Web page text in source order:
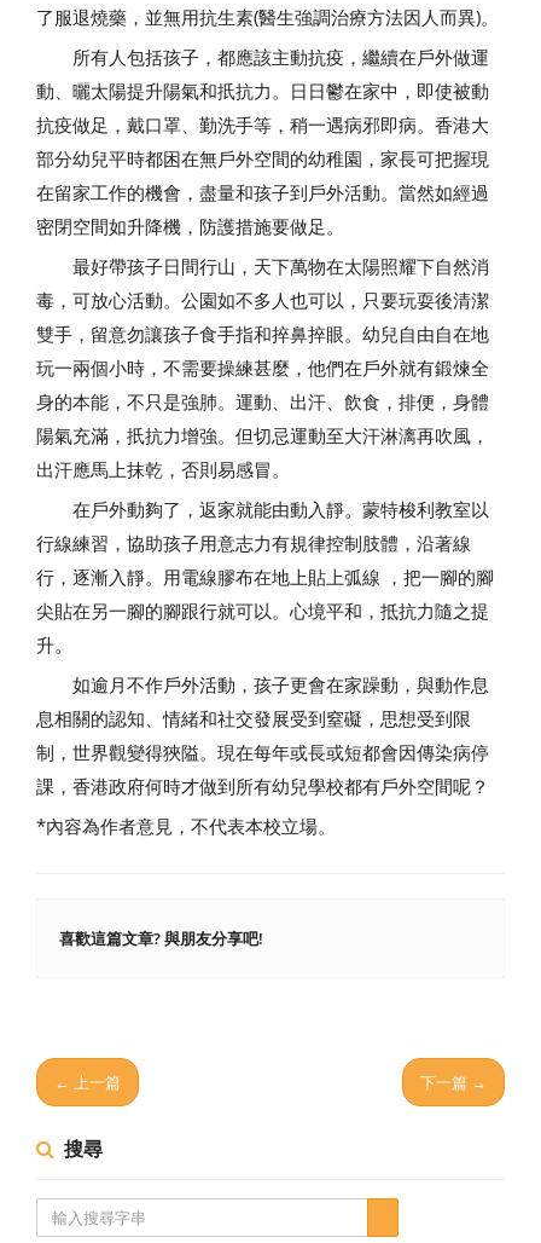
了服退燒藥，並無用抗生素(醫生強調治療方法因人而異)。
所有人包括孩子，都應該主動抗疫，繼續在戶外做運
動、曬太陽提升陽氣和扺抗力。日日鬱在家中，即使被動
抗疫做足，戴口罩、勤洗手等，稍一遇病邪即病。香港大
部分幼兒平時都困在無戶外空間的幼稚園，家長可把握現
在留家工作的機會，盡量和孩子到戶外活動。當然如經過
密閉空間如升降機，防護措施要做足。
最好帶孩子日間行山，天下萬物在太陽照耀下自然消
毒，可放心活動。公園如不多人也可以，只要玩耍後清潔
雙手，留意勿讓孩子食手指和捽鼻捽眼。幼兒自由自在地
玩一兩個小時，不需要操練甚麼，他們在戶外就有鍛煉全
身的本能，不只是強肺。運動、出汗、飲食，排便，身體
陽氣充滿，扺抗力增強。但切忌運動至大汗淋漓再吹風，
出汗應馬上抹乾，否則易感冒。
在戶外動夠了，返家就能由動入靜。蒙特梭利教室以
行線練習，協助孩子用意志力有規律控制肢體，沿著線
行，逐漸入靜。用電線膠布在地上貼上弧線 ，把一腳的腳
尖貼在另一腳的腳跟行就可以。心境平和，抵抗力隨之提
升。
如逾月不作戶外活動，孩子更會在家躁動，與動作息
息相關的認知、情緒和社交發展受到窒礙，思想受到限
制，世界觀變得狹隘。現在每年或長或短都會因傳染病停
課，香港政府何時才做到所有幼兒學校都有戶外空間呢？
*內容為作者意見，不代表本校立場。
喜歡這篇文章? 與朋友分享吧!
← 上一篇 下一篇 →
搜尋